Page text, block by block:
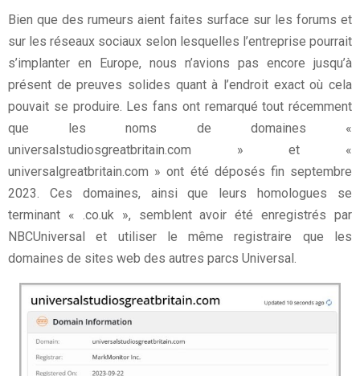
Bien que des rumeurs aient faites surface sur les forums et
sur les réseaux sociaux selon lesquelles l’entreprise pourrait
s’implanter en Europe, nous n’avions pas encore jusqu’à
présent de preuves solides quant à l’endroit exact où cela
pouvait se produire. Les fans ont remarqué tout récemment
que les noms de domaines «
universalstudiosgreatbritain.com » et «
universalgreatbritain.com » ont été déposés fin septembre
2023. Ces domaines, ainsi que leurs homologues se
terminant « .co.uk », semblent avoir été enregistrés par
NBCUniversal et utiliser le même registraire que les
domaines de sites web des autres parcs Universal.